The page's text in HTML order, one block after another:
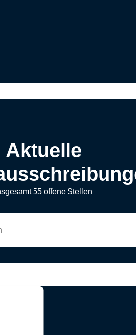
Aktuelle
55 offene Stellen